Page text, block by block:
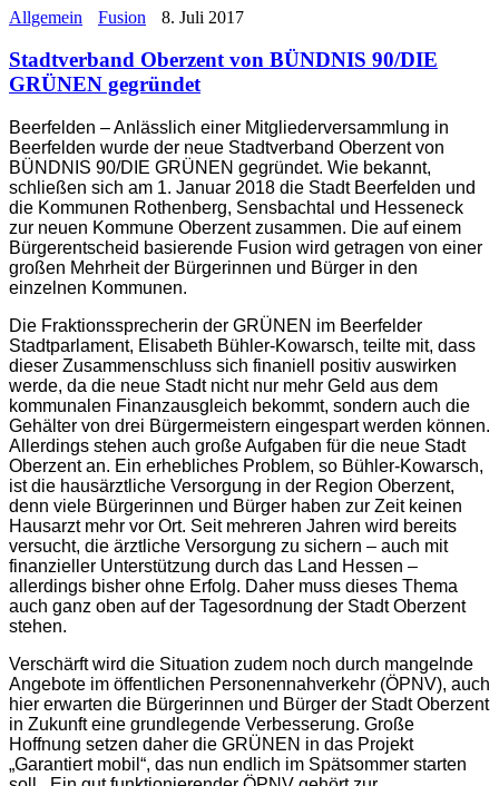
Allgemein
Fusion 8. Juli 2017
Stadtverband Oberzent von BÜNDNIS 90/DIE
GRÜNEN gegründet
Beerfelden – Anlässlich einer Mitgliederversammlung in
Beerfelden wurde der neue Stadtverband Oberzent von
BÜNDNIS 90/DIE GRÜNEN gegründet. Wie bekannt,
schließen sich am 1. Januar 2018 die Stadt Beerfelden und
die Kommunen Rothenberg, Sensbachtal und Hesseneck
zur neuen Kommune Oberzent zusammen. Die auf einem
Bürgerentscheid basierende Fusion wird getragen von einer
großen Mehrheit der Bürgerinnen und Bürger in den
einzelnen Kommunen.
Die Fraktionssprecherin der GRÜNEN im Beerfelder
Stadtparlament, Elisabeth Bühler-Kowarsch, teilte mit, dass
dieser Zusammenschluss sich finaniell positiv auswirken
werde, da die neue Stadt nicht nur mehr Geld aus dem
kommunalen Finanzausgleich bekommt, sondern auch die
Gehälter von drei Bürgermeistern eingespart werden können.
Allerdings stehen auch große Aufgaben für die neue Stadt
Oberzent an. Ein erhebliches Problem, so Bühler-Kowarsch,
ist die hausärztliche Versorgung in der Region Oberzent,
denn viele Bürgerinnen und Bürger haben zur Zeit keinen
Hausarzt mehr vor Ort. Seit mehreren Jahren wird bereits
versucht, die ärztliche Versorgung zu sichern – auch mit
finanzieller Unterstützung durch das Land Hessen –
allerdings bisher ohne Erfolg. Daher muss dieses Thema
auch ganz oben auf der Tagesordnung der Stadt Oberzent
stehen.
Verschärft wird die Situation zudem noch durch mangelnde
Angebote im öffentlichen Personennahverkehr (ÖPNV), auch
hier erwarten die Bürgerinnen und Bürger der Stadt Oberzent
in Zukunft eine grundlegende Verbesserung. Große
Hoffnung setzen daher die GRÜNEN in das Projekt
„Garantiert mobil“, das nun endlich im Spätsommer starten